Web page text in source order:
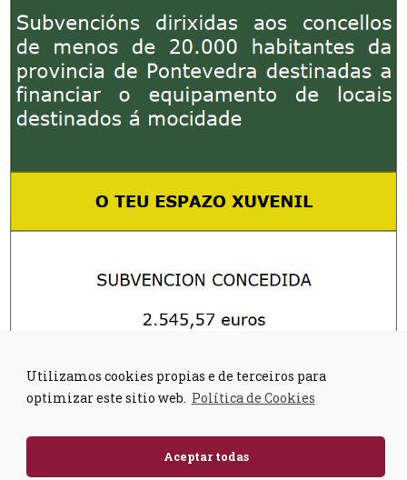
Utilizamos cookies propias e de terceiros para
optimizar este sitio web. Política de Cookies
Aceptar todas